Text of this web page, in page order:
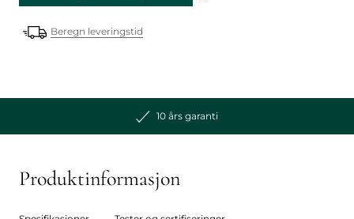
Beregn leveringstid
10 års garanti
Produktinformasjon